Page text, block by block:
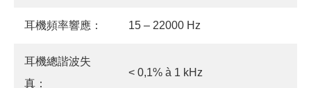
耳機頻率響應： 15 – 22000 Hz
耳機總諧波失
真：
< 0,1% à 1 kHz